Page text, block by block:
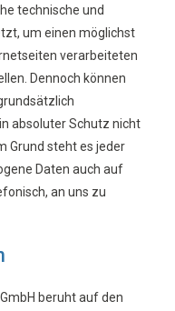
technische und
um einen möglichst
verarbeiteten
Dennoch können
absoluter Schutz nicht
Grund steht es jeder
Daten auch auf
an uns zu
beruht auf den